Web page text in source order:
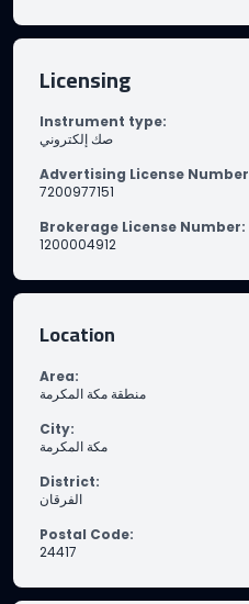
Licensing
Instrument type:
صك إلكتروني
Advertising License Number
7200977151
Brokerage License Number:
1200004912
Location
Area:
منطقة مكة المكرمة
City:
مكة المكرمة
District:
الفرقان
Postal Code:
24417